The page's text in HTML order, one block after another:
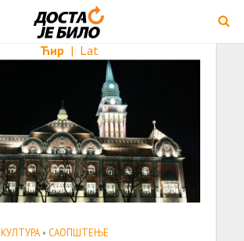
Ћир | Lat
КУЛТУРА • САОПШТЕЊE